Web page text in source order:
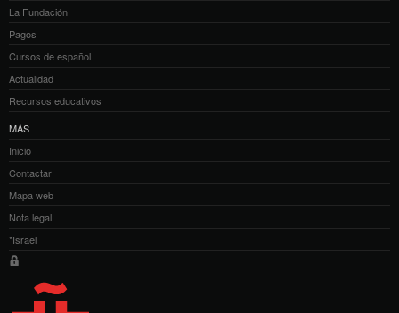
La Fundación
Pagos
Cursos de español
Actualidad
Recursos educativos
MÁS
Inicio
Contactar
Mapa web
Nota legal
*Israel